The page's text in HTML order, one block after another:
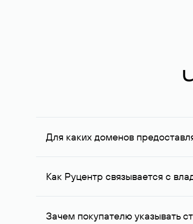
Для каких доменов
Услуга доступна для доменов,
Как Руцентр связывается с
Для связи с владельцем домена
Зачем покупателю указывать